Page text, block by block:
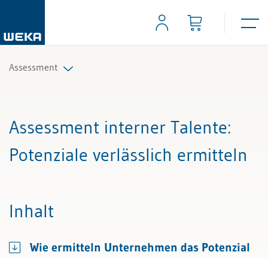
Assessment
Assessment interner Talente:
Potenziale verlässlich ermitteln
Inhalt
Wie ermitteln Unternehmen das Potenzial